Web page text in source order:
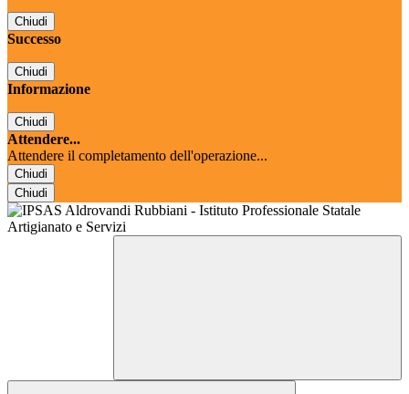
Chiudi
Successo
Chiudi
Informazione
Chiudi
Attendere...
Attendere il completamento dell'operazione...
Chiudi
Chiudi